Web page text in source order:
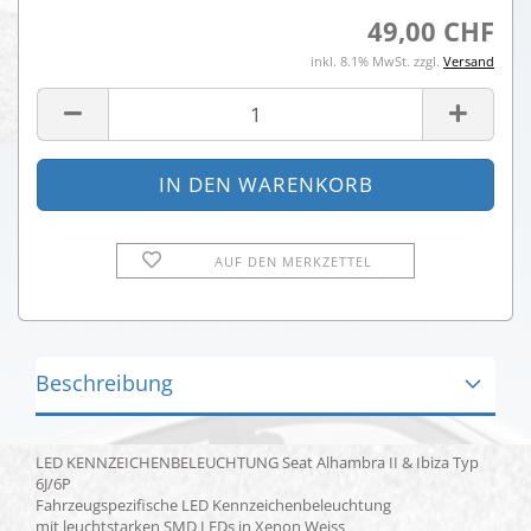
49,00 CHF
inkl. 8.1% MwSt. zzgl. Versand
AUF DEN MERKZETTEL
Beschreibung
LED KENNZEICHENBELEUCHTUNG Seat Alhambra II & Ibiza Typ
6J/6P
Fahrzeugspezifische LED Kennzeichenbeleuchtung
mit leuchtstarken SMD LEDs in Xenon Weiss